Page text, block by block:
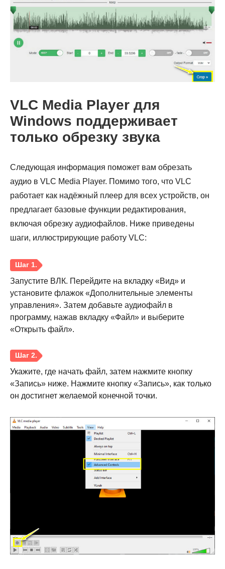
Шаг 2.
VLC Media Player для
Windows поддерживает
только обрезку звука
Следующая информация поможет вам обрезать
аудио в VLC Media Player. Помимо того, что VLC
работает как надёжный плеер для всех устройств, он
предлагает базовые функции редактирования,
включая обрезку аудиофайлов. Ниже приведены
шаги, иллюстрирующие работу VLC:
Запустите ВЛК. Перейдите на вкладку «Вид» и
установите флажок «Дополнительные элементы
управления». Затем добавьте аудиофайл в
программу, нажав вкладку «Файл» и выберите
«Открыть файл».
Укажите, где начать файл, затем нажмите кнопку
«Запись» ниже. Нажмите кнопку «Запись», как только
он достигнет желаемой конечной точки.